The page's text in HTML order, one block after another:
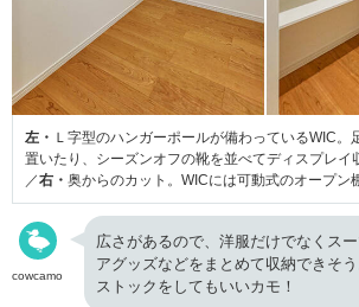
左・ Ｌ字型のハンガーポールが備わっているWIC。
置いたり、シーズンオフの靴を並べてディスプレイ
／右・ 奥からのカット。WICには可動式のオープン
cowcamo
広さがあるので、洋服だけでなくス
アグッズなどをまとめて収納できそ
ストックをしてもいいカモ！